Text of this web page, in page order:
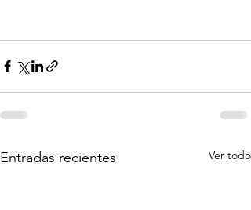
Entradas recientes Ver todo